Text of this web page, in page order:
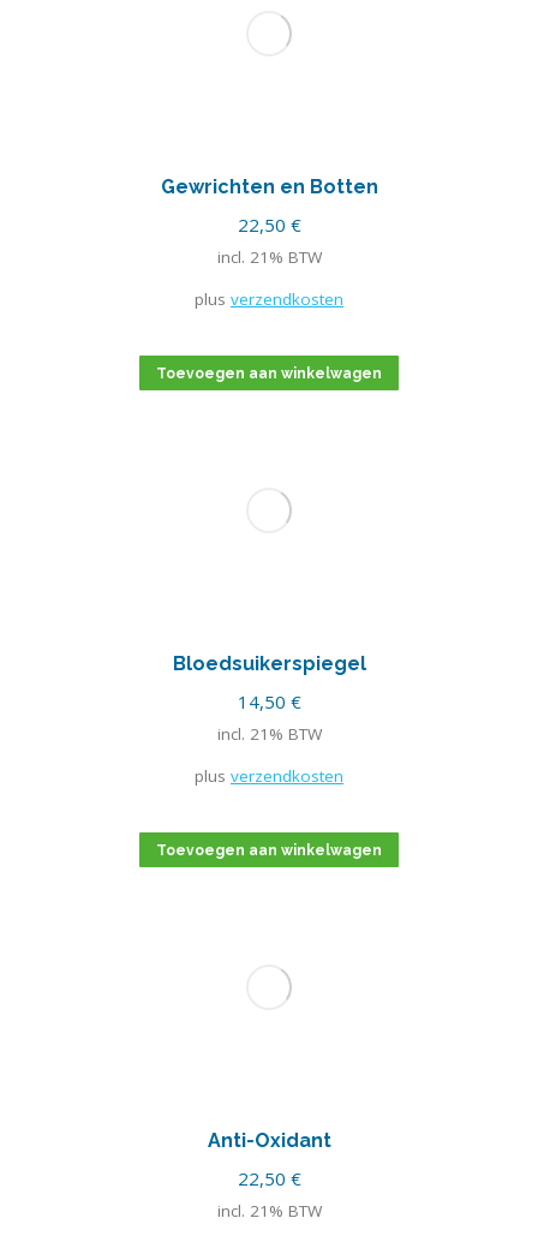
Gewrichten en Botten
22,50 €
incl. 21% BTW
plus verzendkosten
Toevoegen aan winkelwagen
Bloedsuikerspiegel
14,50 €
incl. 21% BTW
plus verzendkosten
Toevoegen aan winkelwagen
Anti-Oxidant
22,50 €
incl. 21% BTW